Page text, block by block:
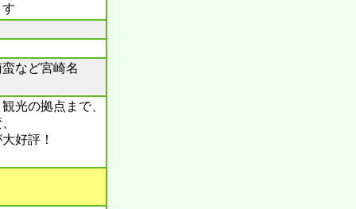
など宮崎名
光の拠点まで、
好評！